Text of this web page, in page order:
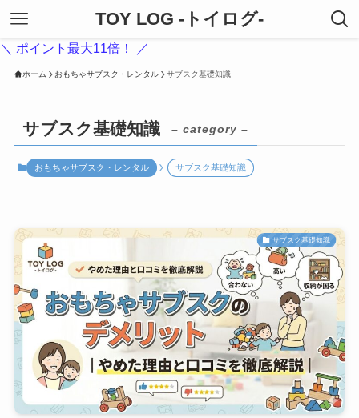
TOY LOG -トイログ-
＼ ポイント最大11倍！ ／
ホーム おもちゃサブスク・レンタル サブスク基礎知識
サブスク基礎知識 – category –
おもちゃサブスク・レンタル サブスク基礎知識
サブスク基礎知識